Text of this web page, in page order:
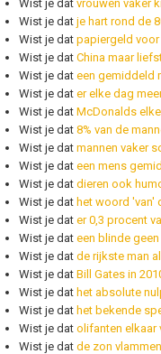
Wist je dat vrouwen vaker
Wist je dat je hart rond de
Wist je dat papiergeld voor
Wist je dat China maar
Wist je dat een gemiddeld
Wist je dat er elke dag
Wist je dat McDonalds
Wist je dat 8% van de
Wist je dat mannen vaker
Wist je dat een mens
Wist je dat dieren ook
Wist je dat het woord 'van'
Wist je dat er 0,3 procent
Wist je dat een blinde
Wist je dat de rijkste man
Wist je dat Bill Gates in
Wist je dat het absolute
Wist je dat het bekende
Wist je dat olifanten elkaar
Wist je dat de zon